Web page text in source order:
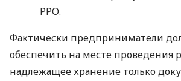
РРО.
Фактически предприниматели
обеспечить на месте проведения
надлежащее хранение только